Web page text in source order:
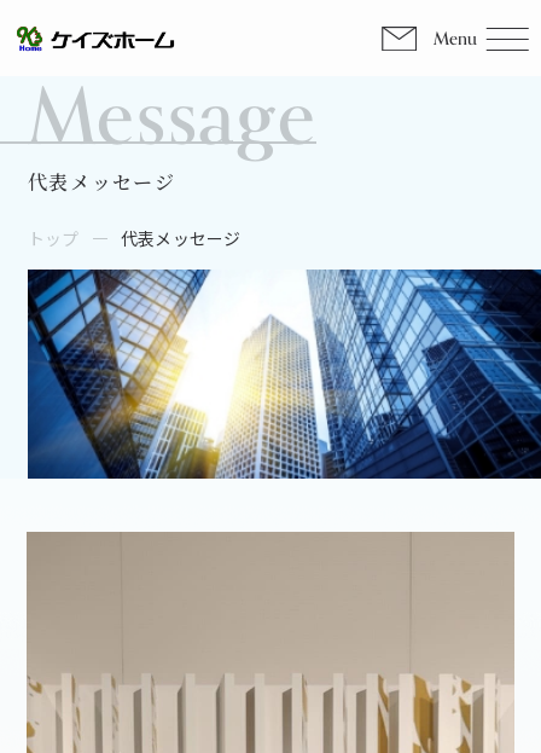
Menu
Message
代表メッセージ
トップ 代表メッセージ